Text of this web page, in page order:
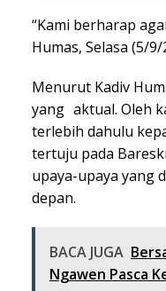
“Kami berharap
Humas, Selasa (5/9/
Menurut Kadiv
yang aktual. Oleh
terlebih dahulu
tertuju pada
upaya-upaya yang
depan.
BACA JUGA
Ngawen Pasca